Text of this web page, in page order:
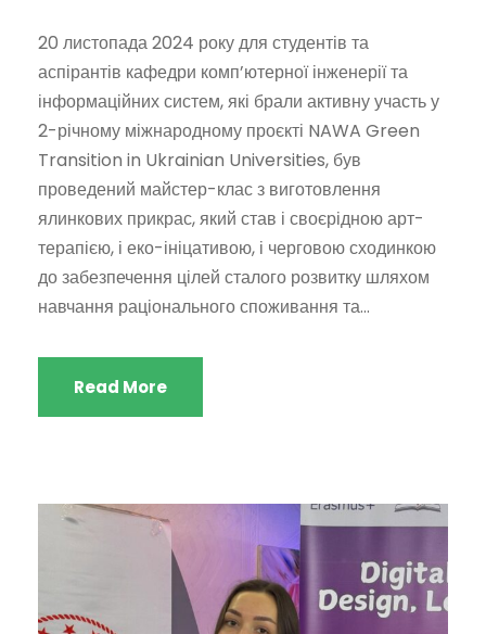
20 листопада 2024 року для студентів та
аспірантів кафедри комп’ютерної інженерії та
інформаційних систем, які брали активну участь у
2-річному міжнародному проєкті NAWA Green
Transition in Ukrainian Universities, був
проведений майстер-клас з виготовлення
ялинкових прикрас, який став і своєрідною арт-
терапією, і еко-ініцативою, і черговою сходинкою
до забезпечення цілей сталого розвитку шляхом
навчання раціонального споживання та...
Read More